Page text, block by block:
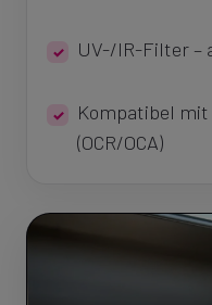
UV-/IR-Filter –
Kompatibel mit
(OCR/OCA)